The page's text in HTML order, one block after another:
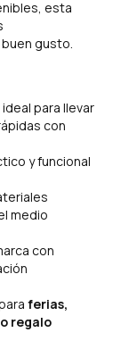
esta
gusto.
ideal para llevar
con
y funcional
medio
con
ferias,
regalo